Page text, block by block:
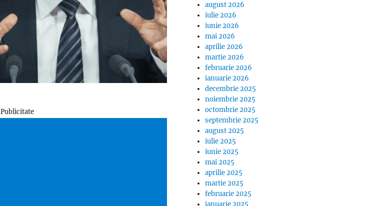
Publicitate
august 2026
iulie 2026
iunie 2026
mai 2026
aprilie 2026
martie 2026
februarie 2026
ianuarie 2026
decembrie 2025
noiembrie 2025
octombrie 2025
septembrie 2025
august 2025
iulie 2025
iunie 2025
mai 2025
aprilie 2025
martie 2025
februarie 2025
ianuarie 2025